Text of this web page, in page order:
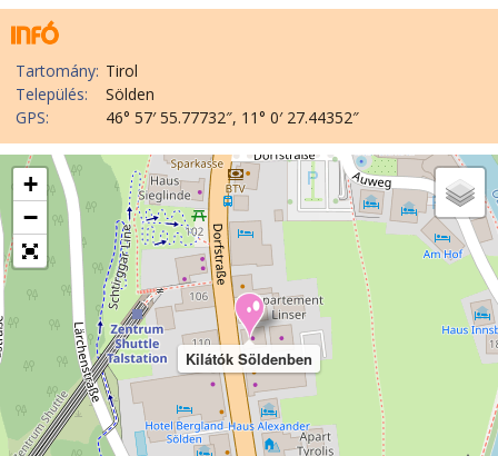
Tartomány: Tirol
Település:
Sölden
GPS:
46° 57′ 55.77732″, 11° 0′ 27.44352″
Kilátók Söldenben
+
−